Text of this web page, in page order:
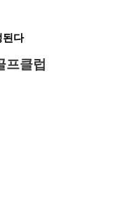
된다
프클럽